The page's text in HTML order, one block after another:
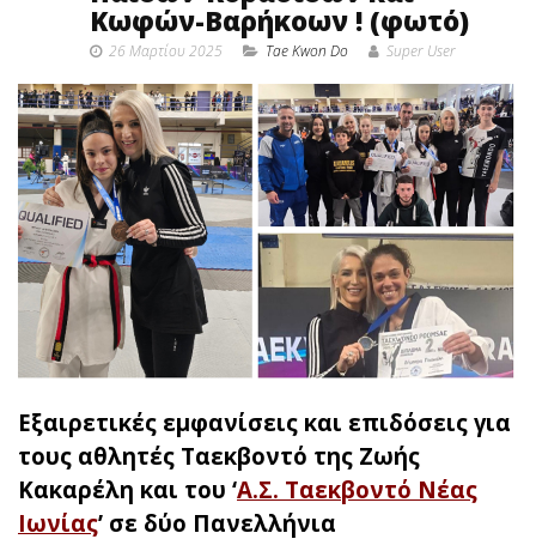
Κωφών-Βαρήκοων ! (φωτό)
26 Μαρτίου 2025 Tae Kwon Do Super User
Εξαιρετικές εμφανίσεις και επιδόσεις για
τους αθλητές Ταεκβοντό της Ζωής
Κακαρέλη και του ‘Α.Σ. Ταεκβοντό Νέας
Ιωνίας’ σε δύο Πανελλήνια